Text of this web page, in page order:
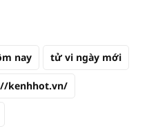
nay tử vi ngày mới
kenhhot.vn/